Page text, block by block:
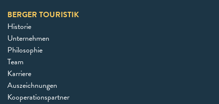
BERGER TOURISTIK
Historie
Unternehmen
Philosophie
Team
Karriere
Auszeichnungen
Kooperationspartner